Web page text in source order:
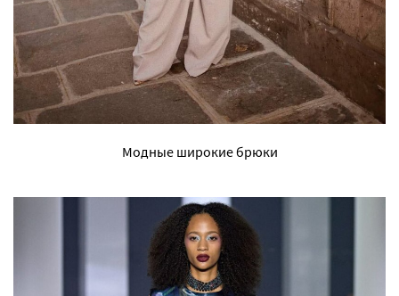
Модные широкие брюки